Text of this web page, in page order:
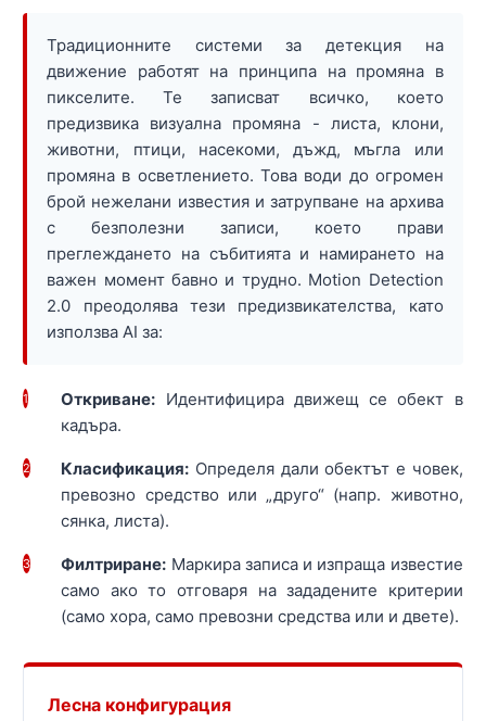
Традиционните системи за детекция на
движение работят на принципа на промяна в
пикселите. Те записват всичко, което
предизвика визуална промяна - листа, клони,
животни, птици, насекоми, дъжд, мъгла или
промяна в осветлението. Това води до огромен
брой нежелани известия и затрупване на архива
с безполезни записи, което прави
преглеждането на събитията и намирането на
важен момент бавно и трудно. Motion Detection
2.0 преодолява тези предизвикателства, като
използва AI за:
1 Откриване: Идентифицира движещ се обект в
кадъра.
2 Класификация: Определя дали обектът е човек,
превозно средство или „друго“ (напр. животно,
сянка, листа).
3 Филтриране: Маркира записа и изпраща известие
само ако то отговаря на зададените критерии
(само хора, само превозни средства или и двете).
Лесна конфигурация